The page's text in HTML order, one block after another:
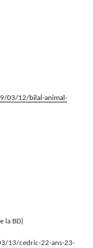
03/12/bilal-animal-
la BD)
13/cedric-22-ans-23-